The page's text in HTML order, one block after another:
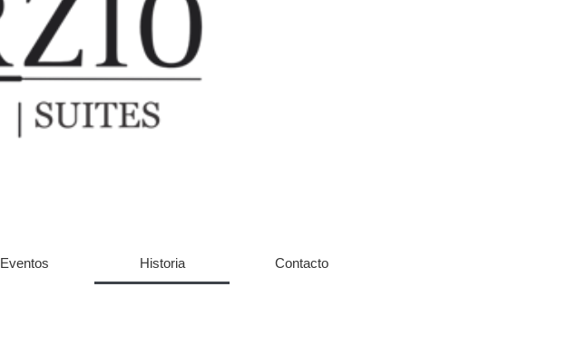
Eventos Historia Contacto